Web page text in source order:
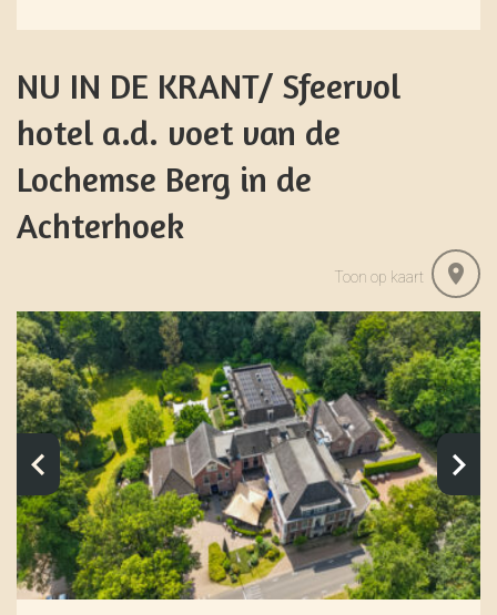
NU IN DE KRANT/ Sfeervol
hotel a.d. voet van de
Lochemse Berg in de
Achterhoek
Toon op kaart